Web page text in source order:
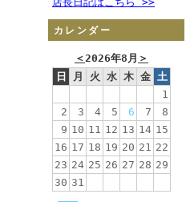
カレンダー
＜2026年8月 ＞
日
月 火 水 木 金 土
1
2
3 4 5 6 7
8
9 10 11 12 13 14 15
16 17 18 19 20 21 22
23 24 25 26 27 28 29
30 31